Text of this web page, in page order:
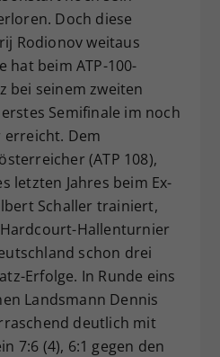
Doch diese
Rodionov weitaus
hat beim ATP-100-
bei seinem zweiten
Semifinale im noch
erreicht. Dem
(ATP 108),
letzten Jahres beim Ex-
Schaller trainiert,
Hallenturnier
schon drei
Erfolge. In Runde eins
Landsmann Dennis
deutlich mit
7:6 (4), 6:1 gegen den
speichert Ihre Consent-
Unter anderem eine
ID, für die
Speicherung Ihrer
Betreiber dies eingestellt